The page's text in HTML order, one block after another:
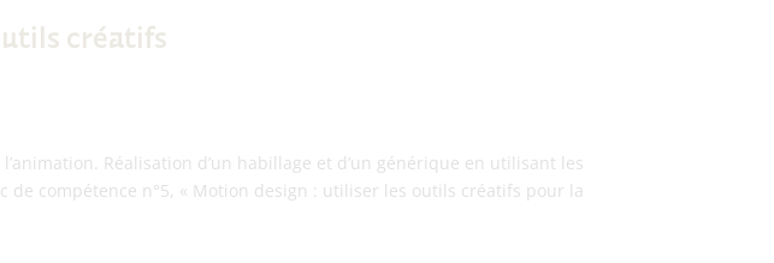
créatifs
Réalisation d’un habillage et d’un générique en utilisant les
compétence n°5, « Motion design : utiliser les outils créatifs pour la